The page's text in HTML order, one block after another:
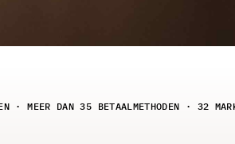
· MEER DAN 35 BETAALMETHODEN · 32